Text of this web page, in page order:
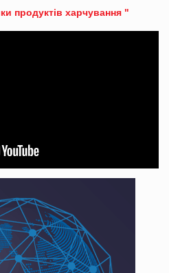
продуктів харчування "